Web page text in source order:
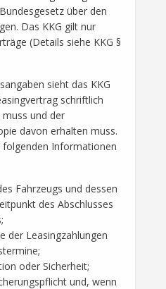
über den
Das KKG gilt nur
(Details siehe KKG §
sieht das KKG
schriftlich
und der
davon erhalten muss.
folgenden Informationen
Fahrzeugs und dessen
des Abschlusses
der Leasingzahlungen
oder Sicherheit;
und, wenn